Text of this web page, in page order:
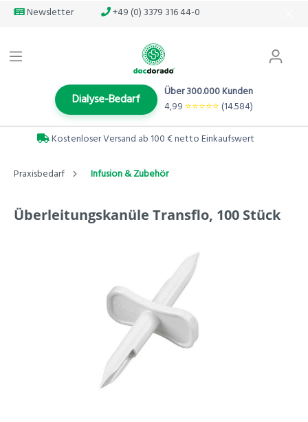
Newsletter +49 (0) 3379 316 44-0
Dialyse-Bedarf
Über 300.000 Kunden
4,99 ⭐️⭐️⭐️⭐️⭐️(14.584)
Kostenloser Versand ab 100 € netto Einkaufswert
Praxisbedarf Infusion & Zubehör
Überleitungskanüle Transflo, 100 Stück